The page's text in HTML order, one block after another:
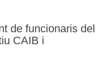
de funcionaris del
CAIB i